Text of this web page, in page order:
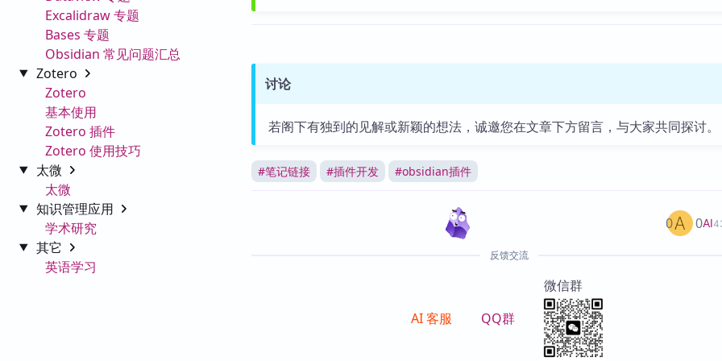
Excalidraw 专题
Bases 专题
Obsidian 常见问题汇总
Zotero
Zotero
基本使用
Zotero 插件
Zotero 使用技巧
太微
太微
知识管理应用
学术研究
其它
英语学习
讨论
若阁下有独到的见解或新颖的想法，诚邀您在文章下方留言，与大家共同探讨。
#笔记链接 #插件开发 #obsidian插件
AI
0 0
反馈交流
AI 客服 QQ群
微信群